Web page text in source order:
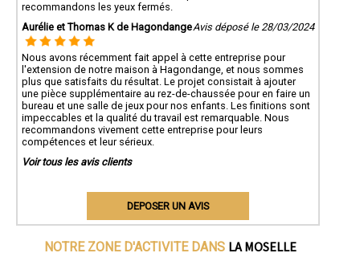
recommandons les yeux fermés.
Aurélie et Thomas K de HagondangeAvis déposé le 28/03/2024
Nous avons récemment fait appel à cette entreprise pour
l'extension de notre maison à Hagondange, et nous sommes
plus que satisfaits du résultat. Le projet consistait à ajouter
une pièce supplémentaire au rez-de-chaussée pour en faire un
bureau et une salle de jeux pour nos enfants. Les finitions sont
impeccables et la qualité du travail est remarquable. Nous
recommandons vivement cette entreprise pour leurs
compétences et leur sérieux.
Voir tous les avis clients
DEPOSER UN AVIS
NOTRE ZONE D'ACTIVITE DANS LA MOSELLE